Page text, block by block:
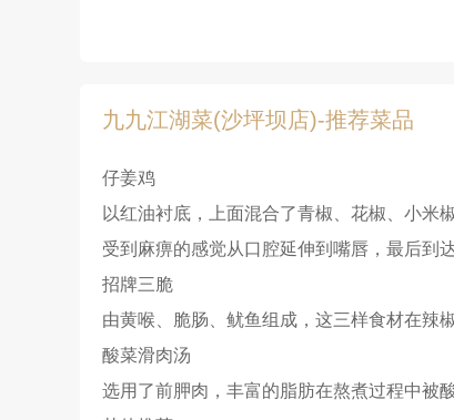
九九江湖菜(沙坪坝店)-推荐菜品
仔姜鸡
以红油衬底，上面混合了青椒、花椒、小米
受到麻痹的感觉从口腔延伸到嘴唇，最后到
招牌三脆
由黄喉、脆肠、鱿鱼组成，这三样食材在辣
酸菜滑肉汤
选用了前胛肉，丰富的脂肪在熬煮过程中被